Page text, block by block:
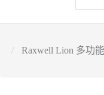
Raxwell Lion 多功